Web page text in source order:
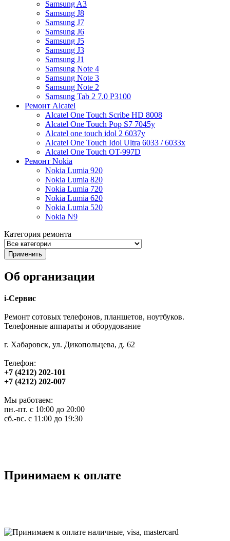
Samsung A3
Samsung J8
Samsung J7
Samsung J6
Samsung J5
Samsung J3
Samsung J1
Samsung Note 4
Samsung Note 3
Samsung Note 2
Samsung Tab 2 7.0 P3100
Ремонт Alcatel
Alcatel One Touch Scribe HD 8008
Alcatel One Touch Pop S7 7045y
Alcatel one touch idol 2 6037y
Alcatel One Touch Idol Ultra 6033 / 6033x
Alcatel One Touch OT-997D
Ремонт Nokia
Nokia Lumia 920
Nokia Lumia 820
Nokia Lumia 720
Nokia Lumia 620
Nokia Lumia 520
Nokia N9
Категория ремонта
Об организации
i-Сервис
Ремонт сотовых телефонов, планшетов, ноутбуков.
Телефонные аппараты и оборудование
г. Хабаровск, ул. Дикопольцева, д. 62
Телефон:
+7 (4212) 202-101
+7 (4212) 202-007
Мы работаем:
пн.-пт. с 10:00 до 20:00
сб.-вс. с 11:00 до 19:30
Принимаем к оплате